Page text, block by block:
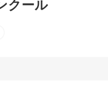
クール